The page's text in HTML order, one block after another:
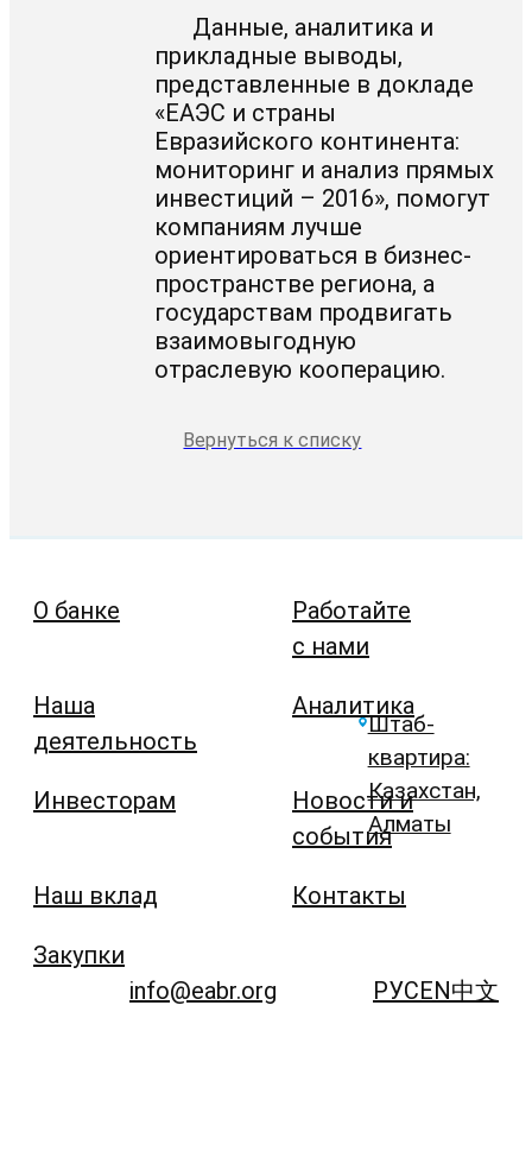
Данные, аналитика и
прикладные выводы,
представленные в докладе
«ЕАЭС и страны
Евразийского континента:
мониторинг и анализ прямых
инвестиций – 2016», помогут
компаниям лучше
ориентироваться в бизнес-
пространстве региона, а
государствам продвигать
взаимовыгодную
отраслевую кооперацию.
Вернуться к списку
О банке
Наша
деятельность
Инвесторам
Наш вклад
Закупки
Работайте
с нами
Аналитика
Новости и
события
Контакты
Штаб-
квартира:
Казахстан,
Алматы
info@eabr.org РУСEN中文